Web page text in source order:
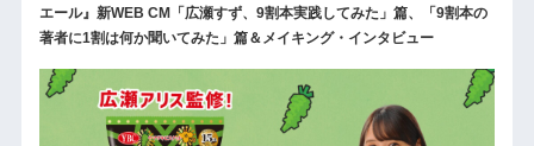
エール』新WEB CM「広瀬すず、9割本実践してみた」篇、「9割本の
著者に1割は何か聞いてみた」篇＆メイキング・インタビュー